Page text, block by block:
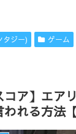
タジー) ゲーム
コア】エア
れる方法